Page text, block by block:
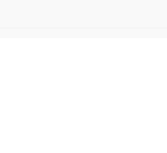
值分别为69 nM和309